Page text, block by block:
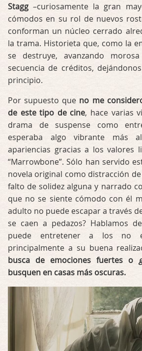
Stagg –curiosamente la gran
cómodos en su rol de nuevos
conforman un núcleo cerrado
la trama. Historieta que, como la
se destruye, avanzando
secuencia de créditos,
principio.
Por supuesto que no me
de este tipo de cine, hace varias
drama de suspense como
esperaba algo vibrante más
apariencias gracias a los valores
“Marrowbone”. Sólo han servido
novela original como distracción
falto de solidez alguna y narrado
que no se siente cómodo con él
adulto no puede escapar a través
se caen a pedazos? Hablamos
puede entretener a los no
principalmente a su buena
busca de emociones fuertes o
busquen en casas más oscuras.